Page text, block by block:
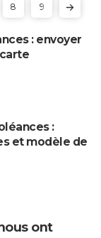
8 9
: envoyer
:
et modèle de
ont